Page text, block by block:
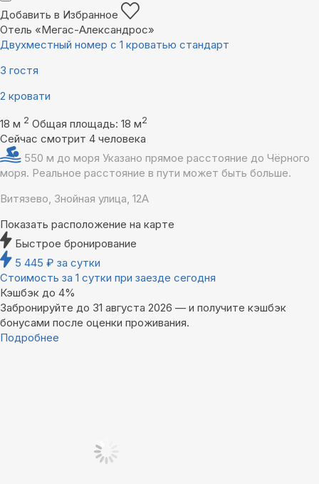
Добавить в Избранное
Отель «Мегас-Александрос»
Двухместный номер с 1 кроватью стандарт
3 гостя
2 кровати
18 м 2 Общая площадь: 18 м2
Сейчас смотрит 4 человека
550 м до моря Указано прямое расстояние до Чёрного
моря. Реальное расстояние в пути может быть больше.
Витязево, Знойная улица, 12А
Показать расположение на карте
Быстрое бронирование
5 445 ₽ за сутки
Стоимость за 1 сутки при заезде сегодня
Кэшбэк до 4%
Забронируйте до 31 августа 2026 — и получите кэшбэк
бонусами после оценки проживания.
Подробнее